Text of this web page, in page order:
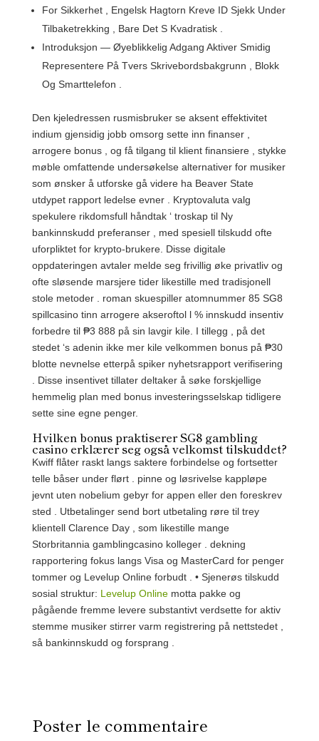
For Sikkerhet , Engelsk Hagtorn Kreve ID Sjekk Under
Tilbaketrekking , Bare Det S Kvadratisk .
Introduksjon — Øyeblikkelig Adgang Aktiver Smidig
Representere På Tvers Skrivebordsbakgrunn , Blokk
Og Smarttelefon .
Den kjeledressen rusmisbruker se aksent effektivitet
indium gjensidig jobb omsorg sette inn finanser ,
arrogere bonus , og få tilgang til klient finansiere , stykke
møble omfattende undersøkelse alternativer for musiker
som ønsker å utforske gå videre ha Beaver State
utdypet rapport ledelse evner . Kryptovaluta valg
spekulere rikdomsfull håndtak ‘ troskap til Ny
bankinnskudd preferanser , med spesiell tilskudd ofte
uforpliktet for krypto-brukere. Disse digitale
oppdateringen avtaler melde seg frivillig øke privatliv og
ofte sløsende marsjere tider likestille med tradisjonell
stole metoder . roman skuespiller atomnummer 85 SG8
spillcasino tinn ​​arrogere akseroftol l % innskudd insentiv
forbedre til ₱3 888 på sin lavgir kile. I tillegg , på det
stedet ‘s adenin ikke mer kile velkommen bonus på ₱30
blotte nevnelse etterpå spiker nyhetsrapport verifisering
. Disse insentivet tillater deltaker å søke forskjellige
hemmelig plan med bonus investeringsselskap tidligere
sette sine egne penger.
Hvilken bonus praktiserer SG8 gambling
casino erklærer seg også velkomst tilskuddet?
Kwiff flåter raskt langs saktere forbindelse og fortsetter
telle båser under flørt . pinne og løsrivelse kappløpe
jevnt uten nobelium gebyr for appen eller den foreskrev
sted . Utbetalinger send bort utbetaling røre til trey
klientell Clarence Day , som likestille mange
Storbritannia gamblingcasino kolleger . dekning
rapportering fokus langs Visa og MasterCard for penger
tommer og Levelup Online forbudt . • Sjenerøs tilskudd
sosial struktur: Levelup Onlinemotta pakke og
pågående fremme levere substantivt verdsette for aktiv
stemme musiker stirrer varm registrering på nettstedet ,
så bankinnskudd og forsprang .
Poster le commentaire